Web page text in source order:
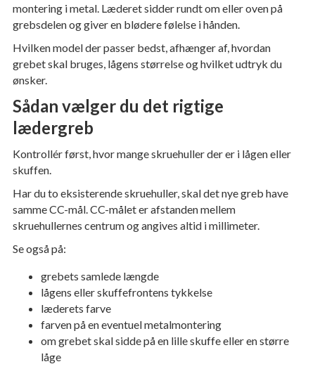
montering i metal. Læderet sidder rundt om eller oven på
grebsdelen og giver en blødere følelse i hånden.
Hvilken model der passer bedst, afhænger af, hvordan
grebet skal bruges, lågens størrelse og hvilket udtryk du
ønsker.
Sådan vælger du det rigtige
lædergreb
Kontrollér først, hvor mange skruehuller der er i lågen eller
skuffen.
Har du to eksisterende skruehuller, skal det nye greb have
samme CC-mål. CC-målet er afstanden mellem
skruehullernes centrum og angives altid i millimeter.
Se også på:
grebets samlede længde
lågens eller skuffefrontens tykkelse
læderets farve
farven på en eventuel metalmontering
om grebet skal sidde på en lille skuffe eller en større
låge